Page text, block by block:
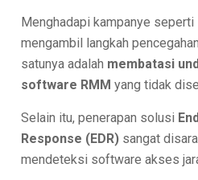
Menghadapi kampanye
mengambil langkah
satunya adalah membatasi
software RMM yang tidak
Selain itu, penerapan solusi
Response (EDR) sangat
mendeteksi software akses